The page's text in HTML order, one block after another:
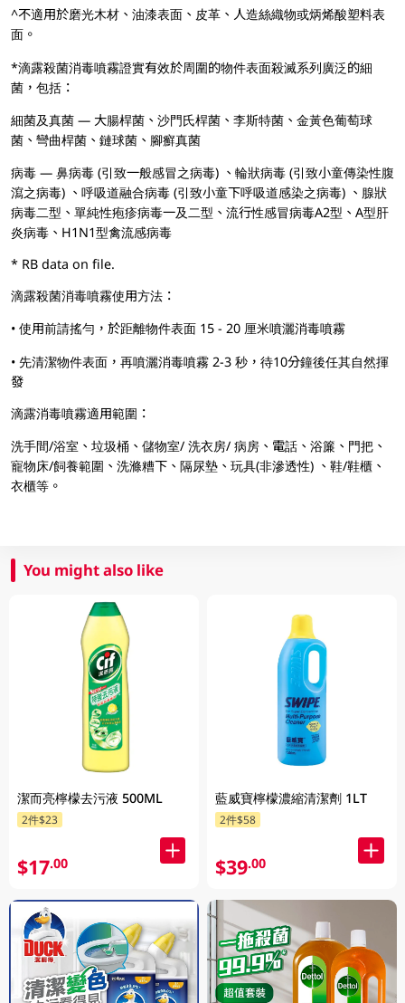
^不適用於磨光木材、油漆表面、皮革、人造絲織物或炳烯酸塑料表
面。
*滴露殺菌消毒噴霧證實有效於周圍的物件表面殺滅系列廣泛的細
菌，包括：
細菌及真菌 — 大腸桿菌、沙門氏桿菌、李斯特菌、金黃色葡萄球
菌、彎曲桿菌、鏈球菌、腳癬真菌
病毒 — 鼻病毒 (引致一般感冒之病毒) 、輪狀病毒 (引致小童傳染性腹
瀉之病毒) 、呼吸道融合病毒 (引致小童下呼吸道感染之病毒) 、腺狀
病毒二型、單純性疱疹病毒一及二型、流行性感冒病毒A2型、A型肝
炎病毒、H1N1型禽流感病毒
* RB data on file.
滴露殺菌消毒噴霧使用方法：
• 使用前請搖勻，於距離物件表面 15 - 20 厘米噴灑消毒噴霧
• 先清潔物件表面，再噴灑消毒噴霧 2-3 秒，待10分鐘後任其自然揮
發
滴露消毒噴霧適用範圍：
洗手間/浴室、垃圾桶、儲物室/ 洗衣房/ 病房、電話、浴簾、門把、
寵物床/飼養範圍、洗滌糟下、隔尿墊、玩具(非滲透性) 、鞋/鞋櫃、
衣櫃等。
You might also like
潔而亮檸檬去污液 500ML
2件$23
$17.00
藍威寶檸檬濃縮清潔劑 1LT
2件$58
$39.00